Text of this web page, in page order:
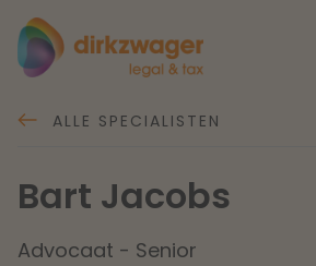
Expertises
Thema's
Events
ALLE SPECIALISTEN
Bart Jacobs
Advocaat - Senior